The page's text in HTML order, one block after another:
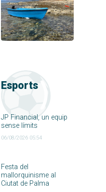
Esports
JP Financial, un equip
sense límits
06/08/2026 05:54
Festa del
mallorquinisme al
Ciutat de Palma